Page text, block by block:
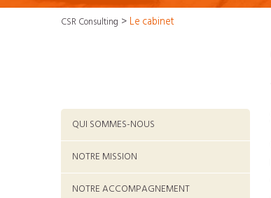
CSR Consulting > Le cabinet
QUI SOMMES-NOUS
NOTRE MISSION
NOTRE ACCOMPAGNEMENT